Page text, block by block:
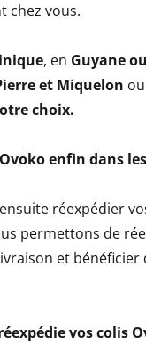
chez vous.
, en Guyane
et Miquelon
choix.
enfin dans
réexpédier
permettons de
et bénéficier
vos colis